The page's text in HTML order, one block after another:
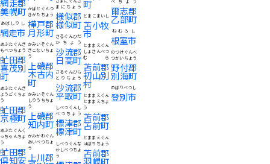
網走郡
美幌町
網走市
あばしりし
虻田郡
喜茂別
町
あぶたぐんき
もべつちょう
虻田郡
京極町
あぶたぐんき
ょうごくちょ
う
虻田郡
倶知安
あぶたぐんく
っちゃんちょ
う
樺戸郡
月形町
かばとぐんつ
きがたちょう
上磯郡
木古内
町
かみいそぐん
きこないちょ
う
上磯郡
知内町
かみいそぐん
しりうちちょ
う
上川郡
かみかわぐん
あいべつちょ
う
様似郡
様似町
まにちょう
沙流郡
日高町
さるぐんひだ
かちょう
沙流郡
平取町
さるぐんびら
とりちょう
標津郡
標津町
しべつぐんし
べつちょう
しべつぐんな
かしべつちょ
う
町
苫小牧
市
とまこまいし
苫前郡
初山別
村
とままえぐん
しょさんべつ
むら
苫前郡
苫前町
とままえぐん
とままえちょ
う
苫前郡
羽幌町
とままえぐん
はぼろちょう
爾志郡
乙部町
根室市
ねむろし
野付郡
別海町
のつけぐんべ
つかいちょう
登別市
のぼりべつし